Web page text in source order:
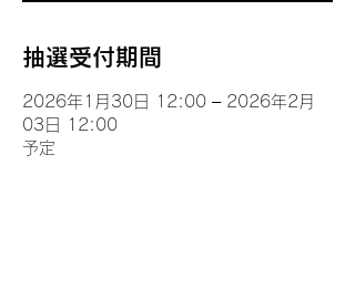
抽選受付期間
2026年1月30日 12:00 – 2026年2月
03日 12:00
予定